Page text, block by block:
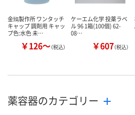
金鵄製作所 ワンタッチ
キャップ 調剤用 キャッ
プ色:水色 未…
￥126～（税込）
ケーエム化学 投薬ラベ
ル 96 1箱(100個) 62-
08…
￥607（税込）
薬容器のカテゴリー